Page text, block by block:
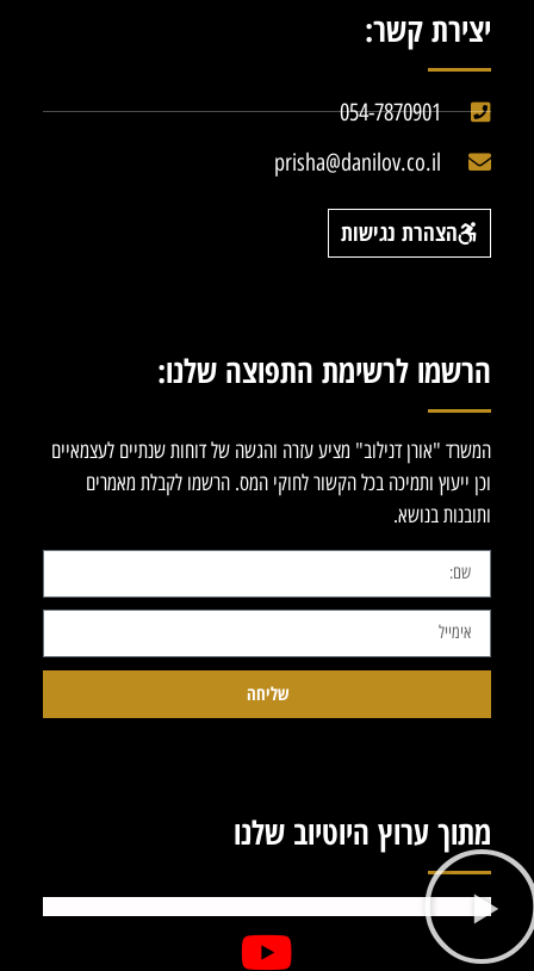
יצירת קשר:
054-7870901
prisha@danilov.co.il
הצהרת נגישות
הרשמו לרשימת התפוצה שלנו:
המשרד "אורן דנילוב" מציע עזרה והגשה של דוחות שנתיים לעצמאיים
וכן ייעוץ ותמיכה בכל הקשור לחוקי המס. הרשמו לקבלת מאמרים
ותובנות בנושא.
שליחה
מתוך ערוץ היוטיוב שלנו